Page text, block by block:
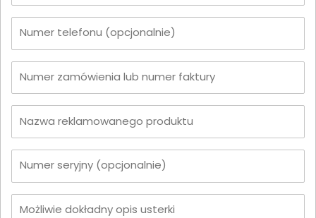
Numer telefonu (opcjonalnie)
Numer zamówienia lub numer faktury
Nazwa reklamowanego produktu
Numer seryjny (opcjonalnie)
Możliwie dokładny opis usterki